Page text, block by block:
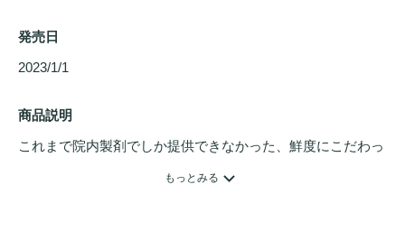
発売日
2023/1/1
商品説明
これまで院内製剤でしか提供できなかった、鮮度にこだわっ
もっとみる